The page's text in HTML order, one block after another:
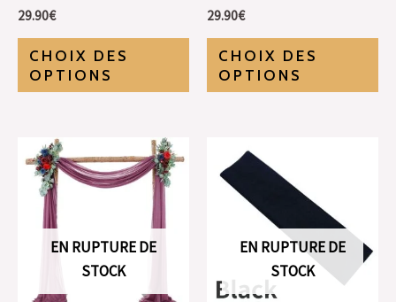
29.90€
CHOIX DES
OPTIONS
29.90€
CHOIX DES
OPTIONS
EN RUPTURE DE
STOCK
EN RUPTURE DE
STOCK